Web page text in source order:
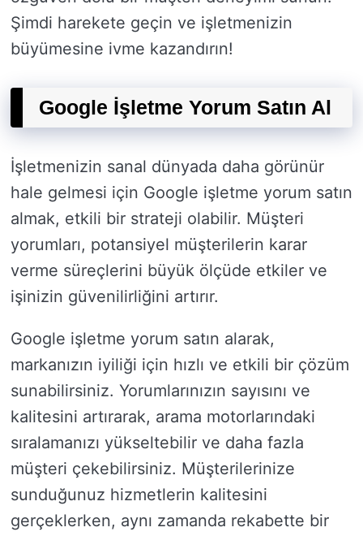
Şimdi harekete geçin ve işletmenizin
büyümesine ivme kazandırın!
Google İşletme Yorum Satın Al
İşletmenizin sanal dünyada daha görünür
hale gelmesi için Google işletme yorum satın
almak, etkili bir strateji olabilir. Müşteri
yorumları, potansiyel müşterilerin karar
verme süreçlerini büyük ölçüde etkiler ve
işinizin güvenilirliğini artırır.
Google işletme yorum satın alarak,
markanızın iyiliği için hızlı ve etkili bir çözüm
sunabilirsiniz. Yorumlarınızın sayısını ve
kalitesini artırarak, arama motorlarındaki
sıralamanızı yükseltebilir ve daha fazla
müşteri çekebilirsiniz. Müşterilerinize
sunduğunuz hizmetlerin kalitesini
gerçeklerken, aynı zamanda rekabette bir